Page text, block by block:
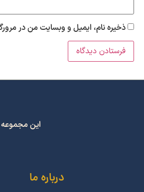
ذخیره نام، ایمیل و وبسایت من در
این مجموعه
درباره ما